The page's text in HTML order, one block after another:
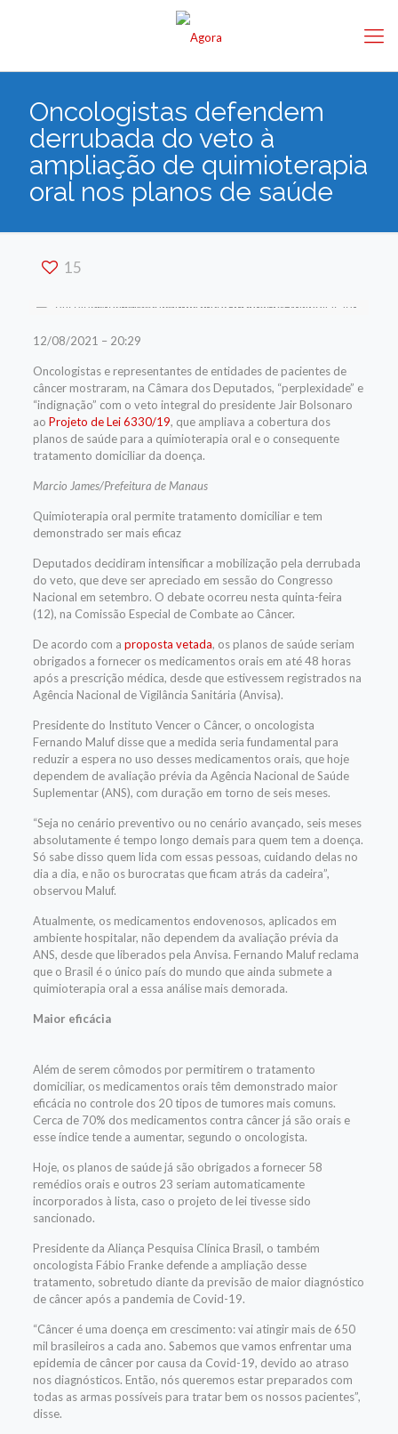
Oncologistas defendem
derrubada do veto à
ampliação de quimioterapia
oral nos planos de saúde
15
12/08/2021 – 20:29
Oncologistas e representantes de entidades de pacientes de
câncer mostraram, na Câmara dos Deputados, “perplexidade” e
“indignação” com o veto integral do presidente Jair Bolsonaro
ao Projeto de Lei 6330/19, que ampliava a cobertura dos
planos de saúde para a quimioterapia oral e o consequente
tratamento domiciliar da doença.
Marcio James/Prefeitura de Manaus
Quimioterapia oral permite tratamento domiciliar e tem
demonstrado ser mais eficaz
Deputados decidiram intensificar a mobilização pela derrubada
do veto, que deve ser apreciado em sessão do Congresso
Nacional em setembro. O debate ocorreu nesta quinta-feira
(12), na Comissão Especial de Combate ao Câncer.
De acordo com a proposta vetada, os planos de saúde seriam
obrigados a fornecer os medicamentos orais em até 48 horas
após a prescrição médica, desde que estivessem registrados na
Agência Nacional de Vigilância Sanitária (Anvisa).
Presidente do Instituto Vencer o Câncer, o oncologista
Fernando Maluf disse que a medida seria fundamental para
reduzir a espera no uso desses medicamentos orais, que hoje
dependem de avaliação prévia da Agência Nacional de Saúde
Suplementar (ANS), com duração em torno de seis meses.
“Seja no cenário preventivo ou no cenário avançado, seis meses
absolutamente é tempo longo demais para quem tem a doença.
Só sabe disso quem lida com essas pessoas, cuidando delas no
dia a dia, e não os burocratas que ficam atrás da cadeira”,
observou Maluf.
Atualmente, os medicamentos endovenosos, aplicados em
ambiente hospitalar, não dependem da avaliação prévia da
ANS, desde que liberados pela Anvisa. Fernando Maluf reclama
que o Brasil é o único país do mundo que ainda submete a
quimioterapia oral a essa análise mais demorada.
Maior eficácia
Além de serem cômodos por permitirem o tratamento
domiciliar, os medicamentos orais têm demonstrado maior
eficácia no controle dos 20 tipos de tumores mais comuns.
Cerca de 70% dos medicamentos contra câncer já são orais e
esse índice tende a aumentar, segundo o oncologista.
Hoje, os planos de saúde já são obrigados a fornecer 58
remédios orais e outros 23 seriam automaticamente
incorporados à lista, caso o projeto de lei tivesse sido
sancionado.
Presidente da Aliança Pesquisa Clínica Brasil, o também
oncologista Fábio Franke defende a ampliação desse
tratamento, sobretudo diante da previsão de maior diagnóstico
de câncer após a pandemia de Covid-19.
“Câncer é uma doença em crescimento: vai atingir mais de 650
mil brasileiros a cada ano. Sabemos que vamos enfrentar uma
epidemia de câncer por causa da Covid-19, devido ao atraso
nos diagnósticos. Então, nós queremos estar preparados com
todas as armas possíveis para tratar bem os nossos pacientes”,
disse.